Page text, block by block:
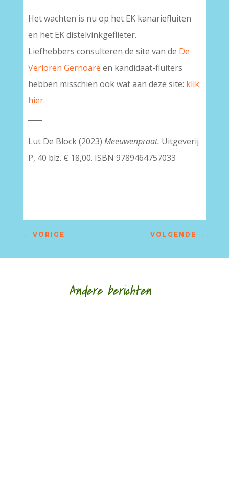
Het wachten is nu op het EK kanariefluiten
en het EK distelvinkgeflieter.
Liefhebbers consulteren de site van de De
Verloren Gernoare en kandidaat-fluiters
hebben misschien ook wat aan deze site: klik
hier.
Lut De Block (2023) Meeuwenpraat. Uitgeverij
P, 40 blz. € 18,00. ISBN 9789464757033
← VORIGE VOLGENDE →
Andere berichten